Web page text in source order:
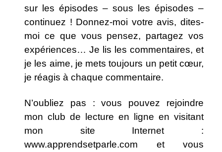
sur les épisodes – sous les épisodes –
continuez ! Donnez-moi votre avis, dites-
moi ce que vous pensez, partagez vos
expériences… Je lis les commentaires, et
je les aime, je mets toujours un petit cœur,
je réagis à chaque commentaire.
N’oubliez pas : vous pouvez rejoindre
mon club de lecture en ligne en visitant
mon site Internet :
www.apprendsetparle.com et vous